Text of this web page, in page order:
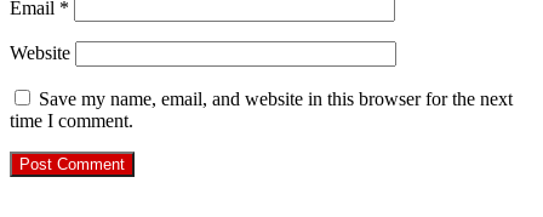
Email *
Website
Save my name, email, and website in this browser for the next
time I comment.